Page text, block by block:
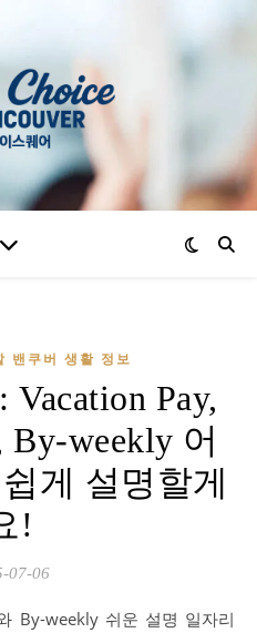
밴쿠버 생활 정보
Pay,
By-weekly 어
게 설명할게
!
07-06